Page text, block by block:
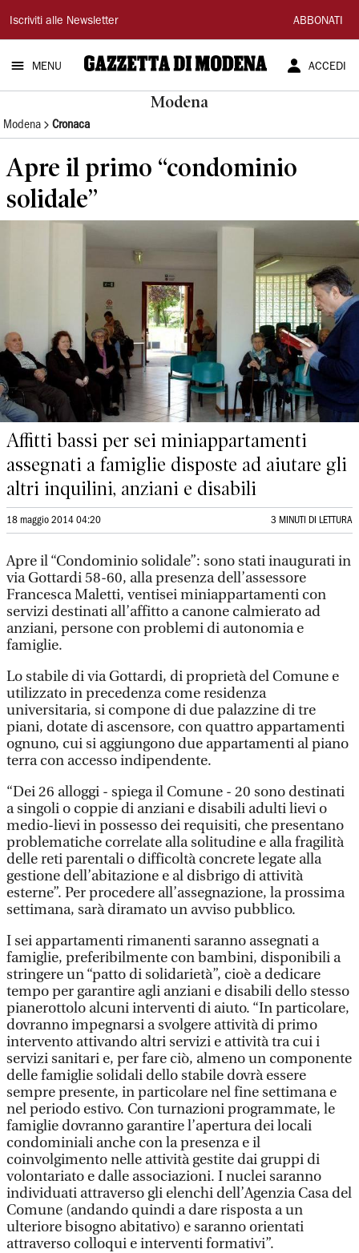
Gazzetta
di
Modena
Iscriviti alle Newsletter ABBONATI
MENU ACCEDI
Modena
Modena Cronaca
Apre il primo “condominio
solidale”
Affitti bassi per sei miniappartamenti
assegnati a famiglie disposte ad aiutare gli
altri inquilini, anziani e disabili
18 maggio 2014 04:20 3 MINUTI DI LETTURA
Apre il “Condominio solidale”: sono stati inaugurati in
via Gottardi 58-60, alla presenza dell’assessore
Francesca Maletti, ventisei miniappartamenti con
servizi destinati all’affitto a canone calmierato ad
anziani, persone con problemi di autonomia e
famiglie.
Lo stabile di via Gottardi, di proprietà del Comune e
utilizzato in precedenza come residenza
universitaria, si compone di due palazzine di tre
piani, dotate di ascensore, con quattro appartamenti
ognuno, cui si aggiungono due appartamenti al piano
terra con accesso indipendente.
“Dei 26 alloggi - spiega il Comune - 20 sono destinati
a singoli o coppie di anziani e disabili adulti lievi o
medio-lievi in possesso dei requisiti, che presentano
problematiche correlate alla solitudine e alla fragilità
delle reti parentali o difficoltà concrete legate alla
gestione dell’abitazione e al disbrigo di attività
esterne”. Per procedere all’assegnazione, la prossima
settimana, sarà diramato un avviso pubblico.
I sei appartamenti rimanenti saranno assegnati a
famiglie, preferibilmente con bambini, disponibili a
stringere un “patto di solidarietà”, cioè a dedicare
tempo per garantire agli anziani e disabili dello stesso
pianerottolo alcuni interventi di aiuto. “In particolare,
dovranno impegnarsi a svolgere attività di primo
intervento attivando altri servizi e attività tra cui i
servizi sanitari e, per fare ciò, almeno un componente
delle famiglie solidali dello stabile dovrà essere
sempre presente, in particolare nel fine settimana e
nel periodo estivo. Con turnazioni programmate, le
famiglie dovranno garantire l’apertura dei locali
condominiali anche con la presenza e il
coinvolgimento nelle attività gestite dai gruppi di
volontariato e dalle associazioni. I nuclei saranno
individuati attraverso gli elenchi dell’Agenzia Casa del
Comune (andando quindi a dare risposta a un
ulteriore bisogno abitativo) e saranno orientati
attraverso colloqui e interventi formativi”.